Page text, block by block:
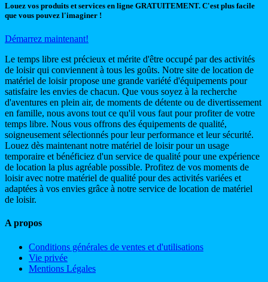
Louez vos produits et services en ligne GRATUITEMENT. C'est plus facile
que vous pouvez l'imaginer !
Démarrez maintenant!
Le temps libre est précieux et mérite d'être occupé par des activités
de loisir qui conviennent à tous les goûts. Notre site de location de
matériel de loisir propose une grande variété d'équipements pour
satisfaire les envies de chacun. Que vous soyez à la recherche
d'aventures en plein air, de moments de détente ou de divertissement
en famille, nous avons tout ce qu'il vous faut pour profiter de votre
temps libre. Nous vous offrons des équipements de qualité,
soigneusement sélectionnés pour leur performance et leur sécurité.
Louez dès maintenant notre matériel de loisir pour un usage
temporaire et bénéficiez d'un service de qualité pour une expérience
de location la plus agréable possible. Profitez de vos moments de
loisir avec notre matériel de qualité pour des activités variées et
adaptées à vos envies grâce à notre service de location de matériel
de loisir.
A propos
Conditions générales de ventes et d'utilisations
Vie privée
Mentions Légales